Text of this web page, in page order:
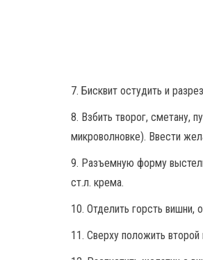
7. Бисквит остудить и
8. Взбить творог, сметану,
микроволновке). Ввести
9. Разъемную форму
ст.л. крема.
10. Отделить горсть
11. Сверху положить